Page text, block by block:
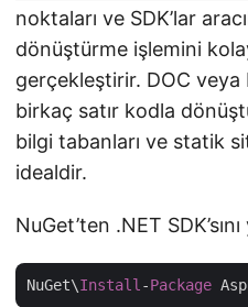
noktaları ve SDK’lar
dönüştürme işlemini
gerçekleştirir. DOC veya
birkaç satır kodla
bilgi tabanları ve statik
idealdir.
NuGet’ten .NET
NuGet\Install -Package